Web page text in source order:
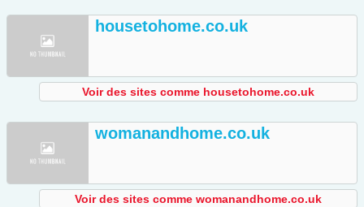
housetohome.co.uk
Voir des sites comme housetohome.co.uk
womanandhome.co.uk
Voir des sites comme womanandhome.co.uk